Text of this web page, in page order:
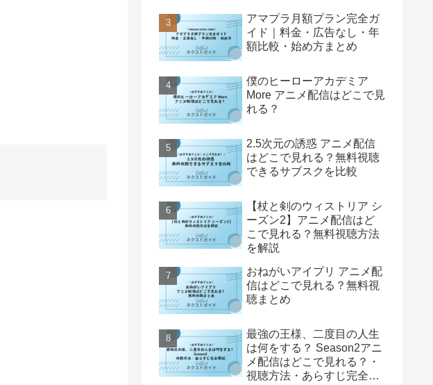
アマプラ月額プラン完全ガ
イド｜料金・広告なし・年
額比較・始め方まとめ
僕のヒーローアカデミア
More アニメ配信はどこで見
れる？
2.5次元の誘惑 アニメ配信
はどこで見れる？無料視聴
できるサブスクを比較
【杖と剣のウィストリア シ
ーズン2】アニメ配信はど
こで見れる？無料視聴方法
を解説
おねがいアイプリ アニメ配
信はどこで見れる？無料視
聴まとめ
最強の王様、二度目の人生
は何をする？ Season2アニ
メ配信はどこで見れる？・
視聴方法・あらすじ完全解